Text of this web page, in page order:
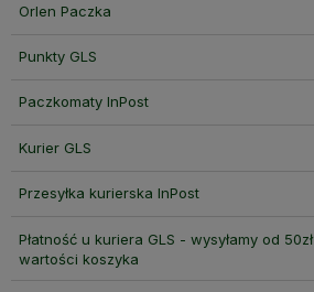
Orlen Paczka
Punkty GLS
Paczkomaty InPost
Kurier GLS
Przesyłka kurierska InPost
Płatność u kuriera GLS - wysyłamy od 50zł
wartości koszyka